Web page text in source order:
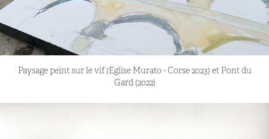
Paysage peint sur le vif (Eglise Murato - Corse 2023) et Pont du
Gard (2022)